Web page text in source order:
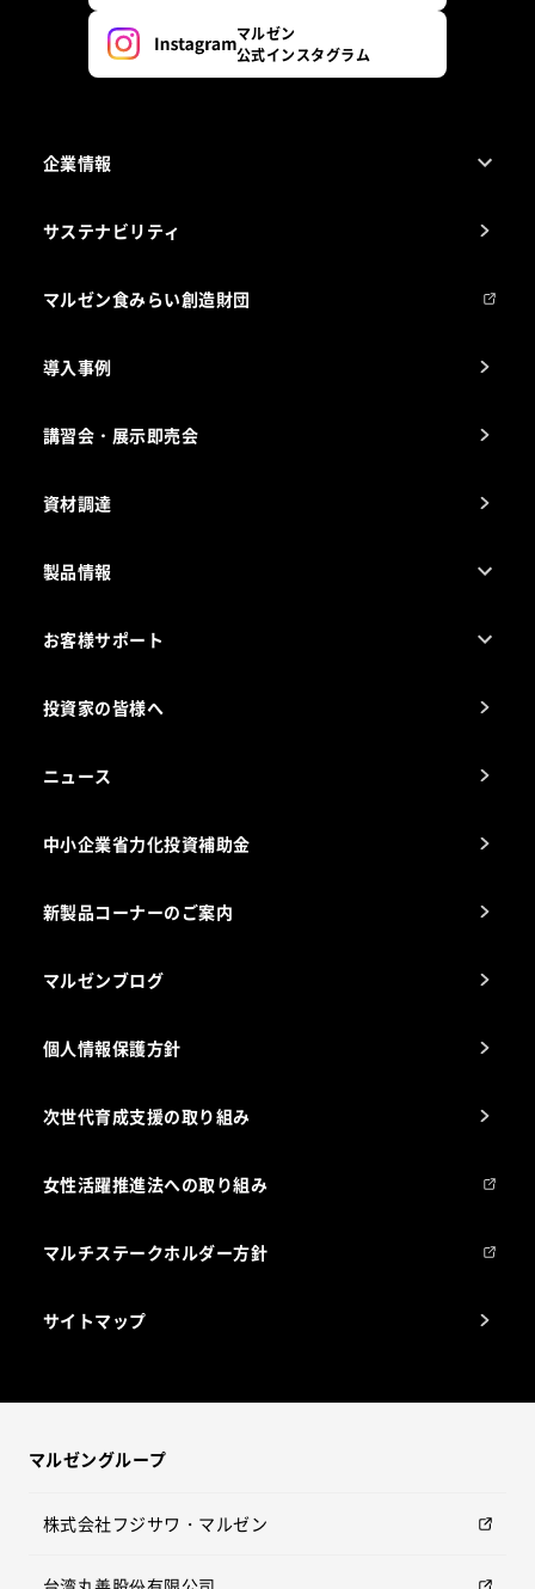
マルゼン
公式インスタグラム
企業情報
会社組織
製品の開発
事業所一覧
サステナビリティ
マルゼン食みらい創造財団
導入事例
講習会・展示即売会
資材調達
製品情報
電気・ガス別厨房機器
お客様サポート
アフターサービスお問合せ先
海外出店をご検討のお客様へ
投資家の皆様へ
ニュース
中小企業省力化投資補助金
新製品コーナーのご案内
マルゼンブログ
個人情報保護方針
次世代育成支援の取り組み
女性活躍推進法への取り組み
マルチステークホルダー方針
サイトマップ
マルゼングループ
株式会社フジサワ・マルゼン